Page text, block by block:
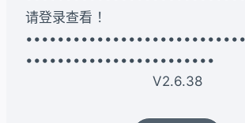
请登录查看 ！
••••••••••••••••••••••••
V2.6.38